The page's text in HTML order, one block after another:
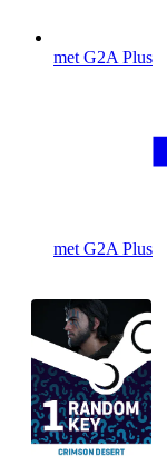
met G2A Plus
met G2A Plus